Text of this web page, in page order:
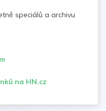
speciálů a archivu
na HN.cz